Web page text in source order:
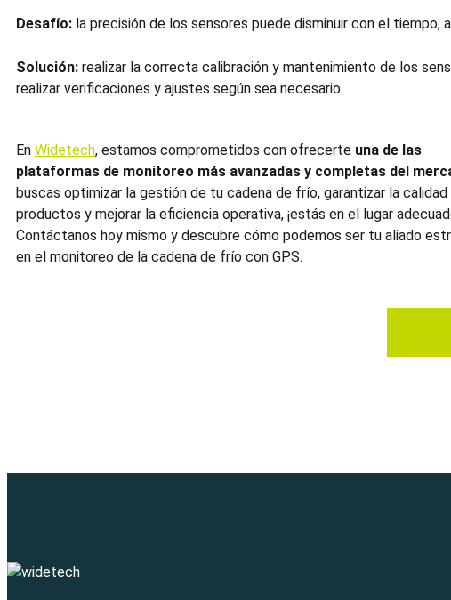
Desafío: la precisión de los sensores puede disminuir con el
Solución: realizar la correcta calibración y mantenimiento de los
realizar verificaciones y ajustes según sea necesario.
En Widetech, estamos comprometidos con ofrecerte una de las
plataformas de monitoreo más avanzadas y completas del
buscas optimizar la gestión de tu cadena de frío, garantizar la
productos y mejorar la eficiencia operativa, ¡estás en el lugar
Contáctanos hoy mismo y descubre cómo podemos ser tu aliado
en el monitoreo de la cadena de frío con GPS.